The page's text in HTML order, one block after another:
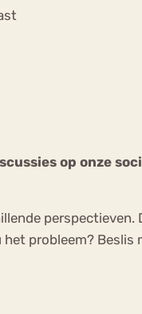
op onze
probleem? Beslis